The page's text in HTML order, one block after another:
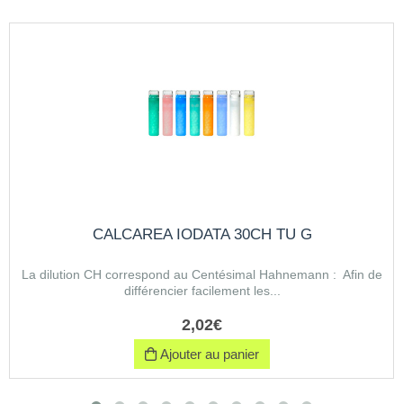
CALCAREA IODATA 30CH TU G
La dilution CH correspond au Centésimal Hahnemann : Afin de
différencier facilement les...
2,02€
Ajouter au panier